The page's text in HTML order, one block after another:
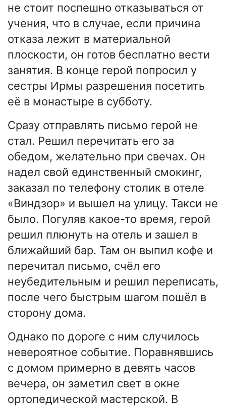
не стоит поспешно отказываться от
учения, что в случае, если причина
отказа лежит в материальной
плоскости, он готов бесплатно вести
занятия. В конце герой попросил у
сестры Ирмы разрешения посетить
её в монастыре в субботу.
Сразу отправлять письмо герой не
стал. Решил перечитать его за
обедом, желательно при свечах. Он
надел свой единственный смокинг,
заказал по телефону столик в отеле
«Виндзор» и вышел на улицу. Такси не
было. Погуляв какое-то время, герой
решил плюнуть на отель и зашел в
ближайший бар. Там он выпил кофе и
перечитал письмо, счёл его
неубедительным и решил переписать,
после чего быстрым шагом пошёл в
сторону дома.
Однако по дороге с ним случилось
невероятное событие. Поравнявшись
с домом примерно в девять часов
вечера, он заметил свет в окне
ортопедической мастерской. В